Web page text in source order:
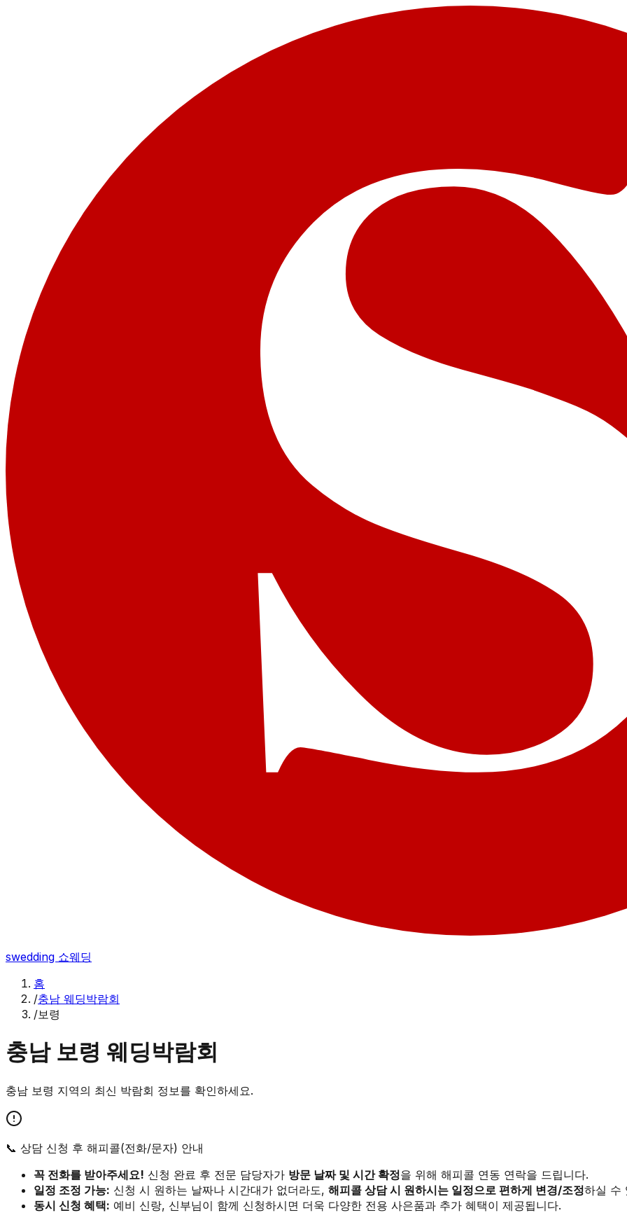
swedding 쇼웨딩
홈
/충남 웨딩박람회
/보령
충남 보령 웨딩박람회
충남 보령 지역의 최신 박람회 정보를 확인하세요.
📞 상담 신청 후 해피콜(전화/문자) 안내
꼭 전화를 받아주세요! 신청 완료 후 전문 담당자가 방문 날짜 및 시간 확정을 위해 해피콜 연동 연락을 드립니다.
일정 조정 가능: 신청 시 원하는 날짜나 시간대가 없더라도, 해피콜 상담 시 원하시는 일정으로 편하게 변경/조정하실 수
동시 신청 혜택: 예비 신랑, 신부님이 함께 신청하시면 더욱 다양한 전용 사은품과 추가 혜택이 제공됩니다.